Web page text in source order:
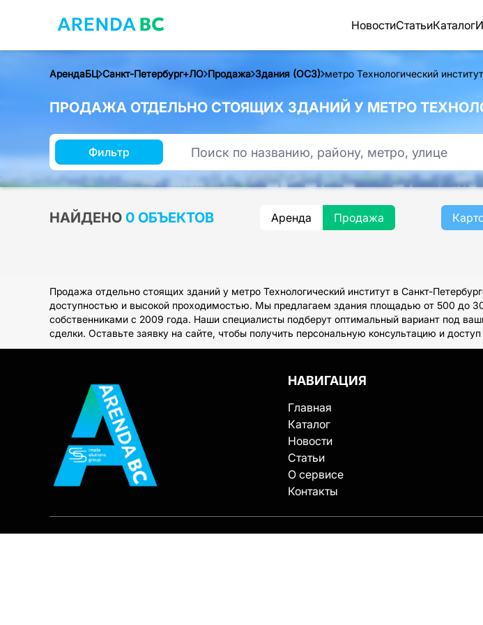
НовостиСтатьиКаталог
АрендаБЦ Санкт-Петербург+ЛО Продажа Здания (ОСЗ) метро Технологический
ПРОДАЖА ОТДЕЛЬНО СТОЯЩИХ ЗДАНИЙ У МЕТРО
Фильтр
НАЙДЕНО 0 ОБЪЕКТОВ Аренда Продажа
Продажа отдельно стоящих зданий у метро Технологический институт в Санкт-
доступностью и высокой проходимостью. Мы предлагаем здания площадью от 500 до
собственниками с 2009 года. Наши специалисты подберут оптимальный вариант под
сделки. Оставьте заявку на сайте, чтобы получить персональную консультацию и
НАВИГАЦИЯ
Главная
Каталог
Новости
Статьи
О сервисе
Контакты